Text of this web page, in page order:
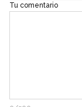
Tu comentario